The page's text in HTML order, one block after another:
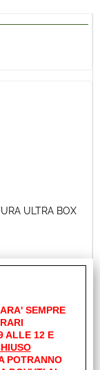
ULTRA BOX
SEMPRE
ALLE 12 E
POTRANNO